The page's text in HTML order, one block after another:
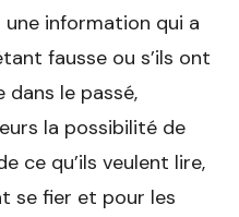
une information qui a
fausse ou s’ils ont
dans le passé,
la possibilité de
ce qu’ils veulent lire,
se fier et pour les